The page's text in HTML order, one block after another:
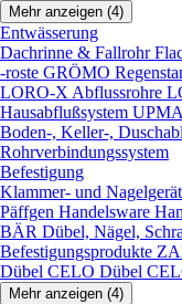
Mehr anzeigen (4)
Entwässerung
Dachrinne & Fallrohr
-roste GRÖMO
LORO-X Abflussrohre
Hausabflußsystem
Boden-, Keller-,
Rohrverbindungssystem
Befestigung
Klammer- und
Päffgen Handelsware
BÄR Dübel, Nägel,
Befestigungsprodukte
Dübel CELO Dübel
Mehr anzeigen (4)